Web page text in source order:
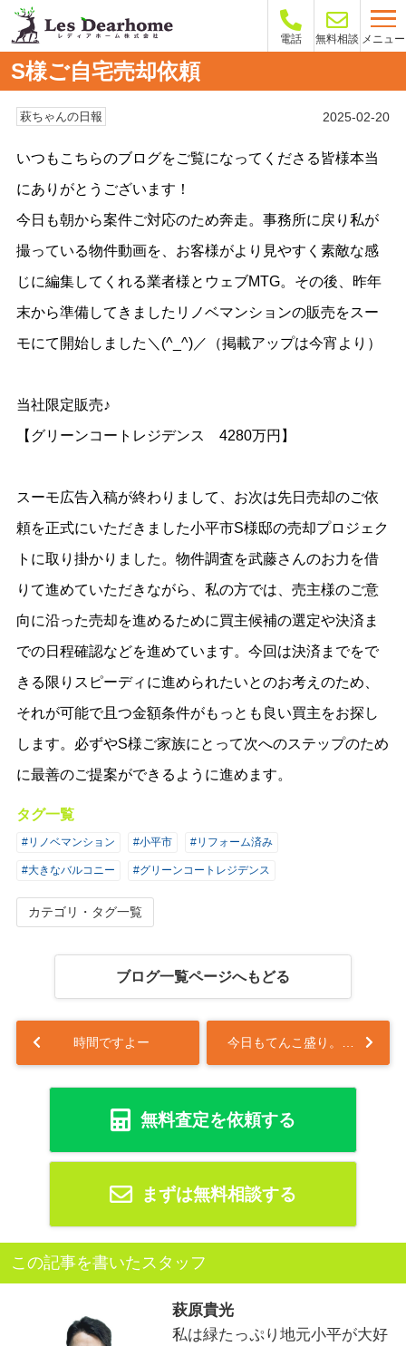
電話 無料相談 メニュー
S様ご自宅売却依頼
萩ちゃんの日報 2025-02-20
いつもこちらのブログをご覧になってくださる皆様本当
にありがとうございます！
今日も朝から案件ご対応のため奔走。事務所に戻り私が
撮っている物件動画を、お客様がより見やすく素敵な感
じに編集してくれる業者様とウェブMTG。その後、昨年
末から準備してきましたリノベマンションの販売をスー
モにて開始しました＼(^_^)／（掲載アップは今宵より）
当社限定販売♪
【グリーンコートレジデンス 4280万円】
スーモ広告入稿が終わりまして、お次は先日売却のご依
頼を正式にいただきました小平市S様邸の売却プロジェク
トに取り掛かりました。物件調査を武藤さんのお力を借
りて進めていただきながら、私の方では、売主様のご意
向に沿った売却を進めるために買主候補の選定や決済ま
での日程確認などを進めています。今回は決済までをで
きる限りスピーディに進められたいとのお考えのため、
それが可能で且つ金額条件がもっとも良い買主をお探し
します。必ずやS様ご家族にとって次へのステップのため
に最善のご提案ができるように進めます。
タグ一覧
#リノベマンション #小平市 #リフォーム済み
#大きなバルコニー #グリーンコートレジデンス
カテゴリ・タグ一覧
ブログ一覧ページへもどる
時間ですよー
無料査定を依頼する
まずは無料相談する
この記事を書いたスタッフ
萩原貴光
私は緑たっぷり地元小平が大好